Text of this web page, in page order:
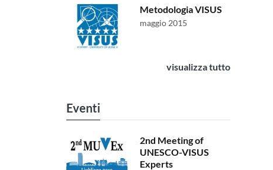
Metodologia VISUS
maggio 2015
visualizza tutto
Eventi
2nd Meeting of
UNESCO-VISUS
Experts